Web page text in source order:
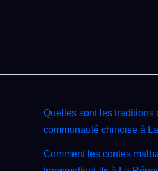
Quelles sont les traditions
communauté chinoise à
Comment les contes